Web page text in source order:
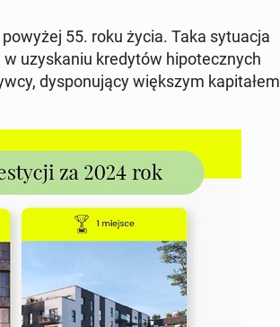
55. roku życia. Taka sy­tu­acja
uzy­ska­niu kre­dy­tów hi­po­tecz­nych
dys­po­nu­ją­cy więk­szym ka­pi­ta­łem